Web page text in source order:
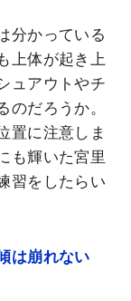
分かっている
上体が起き上
ュアウトやチ
のだろうか。
置に注意しま
も輝いた宮里
習をしたらい
は崩れない